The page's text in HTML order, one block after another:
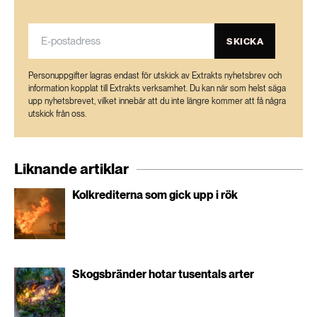
managed Nordic boreal forest – ScienceDirect
SKICKA
Personuppgifter lagras endast för utskick av Extrakts nyhetsbrev och
information kopplat till Extrakts verksamhet. Du kan när som helst säga
upp nyhetsbrevet, vilket innebär att du inte längre kommer att få några
utskick från oss.
Liknande artiklar
Kolkrediterna som gick upp i rök
Skogsbränder hotar tusentals arter